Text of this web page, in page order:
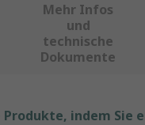
Mehr Infos
und
technische
Dokumente
Produkte, indem